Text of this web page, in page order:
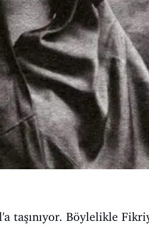
taşınıyor. Böylelikle